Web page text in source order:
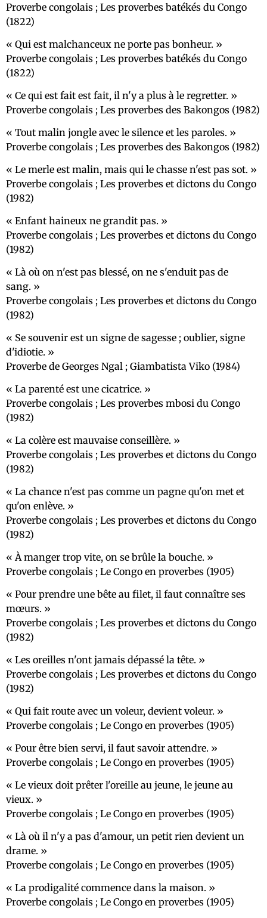
Proverbe congolais ; Les proverbes batékés du Congo
(1822)
Qui est malchanceux ne porte pas bonheur.
Proverbe congolais ; Les proverbes batékés du Congo
(1822)
Ce qui est fait est fait, il n'y a plus à le regretter.
Proverbe congolais ; Les proverbes des Bakongos (1982)
Tout malin jongle avec le silence et les paroles.
Proverbe congolais ; Les proverbes des Bakongos (1982)
Le merle est malin, mais qui le chasse n'est pas sot.
Proverbe congolais ; Les proverbes et dictons du Congo
(1982)
Enfant haineux ne grandit pas.
Proverbe congolais ; Les proverbes et dictons du Congo
(1982)
Là où on n'est pas blessé, on ne s'enduit pas de
sang.
Proverbe congolais ; Les proverbes et dictons du Congo
(1982)
Se souvenir est un signe de sagesse ; oublier, signe
d'idiotie.
Proverbe de Georges Ngal ; Giambatista Viko (1984)
La parenté est une cicatrice.
Proverbe congolais ; Les proverbes mbosi du Congo
(1982)
La colère est mauvaise conseillère.
Proverbe congolais ; Les proverbes et dictons du Congo
(1982)
La chance n'est pas comme un pagne qu'on met et
qu'on enlève.
Proverbe congolais ; Les proverbes et dictons du Congo
(1982)
À manger trop vite, on se brûle la bouche.
Proverbe congolais ; Le Congo en proverbes (1905)
Pour prendre une bête au filet, il faut connaître ses
mœurs.
Proverbe congolais ; Les proverbes et dictons du Congo
(1982)
Les oreilles n'ont jamais dépassé la tête.
Proverbe congolais ; Les proverbes et dictons du Congo
(1982)
Qui fait route avec un voleur, devient voleur.
Proverbe congolais ; Le Congo en proverbes (1905)
Pour être bien servi, il faut savoir attendre.
Proverbe congolais ; Le Congo en proverbes (1905)
Le vieux doit prêter l'oreille au jeune, le jeune au
vieux.
Proverbe congolais ; Le Congo en proverbes (1905)
Là où il n'y a pas d'amour, un petit rien devient un
drame.
Proverbe congolais ; Le Congo en proverbes (1905)
La prodigalité commence dans la maison.
Proverbe congolais ; Le Congo en proverbes (1905)